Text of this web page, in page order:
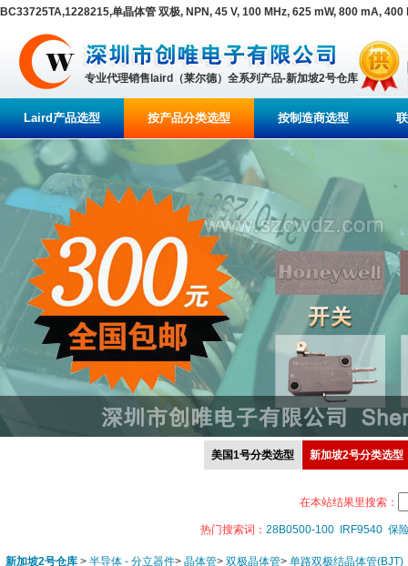
BC33725TA,1228215,单晶体管 双极, NPN, 45 V, 100 MHz, 625 mW, 800 mA,
专业代理销售laird（莱尔德）全系列产品-新加坡2号仓库
Laird产品选型 按产品分类选型 按制造商选型
美国1号分类选型 新加坡2号分类选型
在本站结果里搜索：
热门搜索词： 28B0500-100 IRF9540 保
新加坡2号仓库 > 半导体 - 分立器件> 晶体管> 双极晶体管> 单路双极结晶体管(BJT)